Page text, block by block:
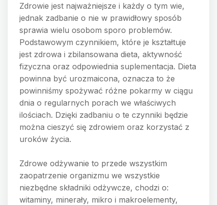
Zdrowie jest najważniejsze i każdy o tym wie,
jednak zadbanie o nie w prawidłowy sposób
sprawia wielu osobom sporo problemów.
Podstawowym czynnikiem, które je kształtuje
jest zdrowa i zbilansowana dieta, aktywność
fizyczna oraz odpowiednia suplementacja. Dieta
powinna być urozmaicona, oznacza to że
powinniśmy spożywać różne pokarmy w ciągu
dnia o regularnych porach we właściwych
ilościach. Dzięki zadbaniu o te czynniki będzie
można cieszyć się zdrowiem oraz korzystać z
uroków życia.
Zdrowe odżywanie to przede wszystkim
zaopatrzenie organizmu we wszystkie
niezbędne składniki odżywcze, chodzi o:
witaminy, minerały, mikro i makroelementy,